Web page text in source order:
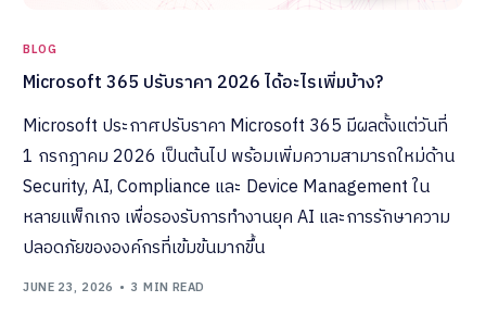
BLOG
Microsoft 365 ปรับราคา 2026 ได้อะไรเพิ่มบ้าง?
Microsoft ประกาศปรับราคา Microsoft 365 มีผลตั้งแต่วันที่
1 กรกฎาคม 2026 เป็นต้นไป พร้อมเพิ่มความสามารถใหม่ด้าน
Security, AI, Compliance และ Device Management ใน
หลายแพ็กเกจ เพื่อรองรับการทำงานยุค AI และการรักษาความ
ปลอดภัยขององค์กรที่เข้มข้นมากขึ้น
JUNE 23, 2026 3 MIN READ